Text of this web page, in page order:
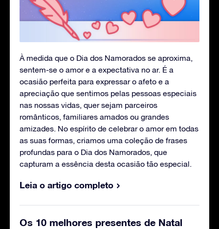
À medida que o Dia dos Namorados se aproxima,
sentem-se o amor e a expectativa no ar. É a
ocasião perfeita para expressar o afeto e a
apreciação que sentimos pelas pessoas especiais
nas nossas vidas, quer sejam parceiros
românticos, familiares amados ou grandes
amizades. No espírito de celebrar o amor em todas
as suas formas, criamos uma coleção de frases
profundas para o Dia dos Namorados, que
capturam a essência desta ocasião tão especial.
Leia o artigo completo
Os 10 melhores presentes de Natal